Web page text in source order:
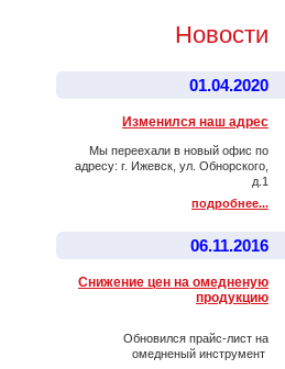
Новости
01.04.2020
Изменился наш адрес
Мы переехали в новый офис по
адресу: г. Ижевск, ул. Обнорского,
д.1
подробнее...
06.11.2016
Снижение цен на омедненую
продукцию
Обновился прайс-лист на
омедненый инструмент